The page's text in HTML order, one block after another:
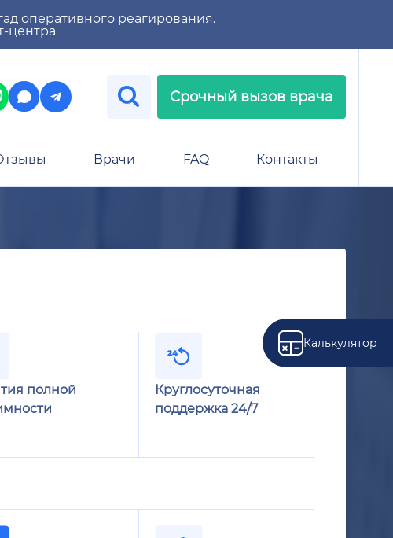
оперативного реагирования.
центра
Срочный вызов врача
Врачи FAQ Контакты
Калькулятор
полной
Круглосуточная
поддержка 24/7